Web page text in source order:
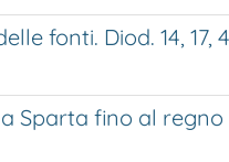
fonti. Diod. 14, 17,
Sparta fino al regno